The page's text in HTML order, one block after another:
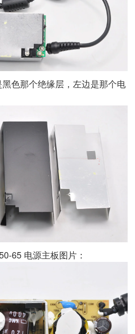
色那个绝缘层，左边是那个电
65 电源主板图片：